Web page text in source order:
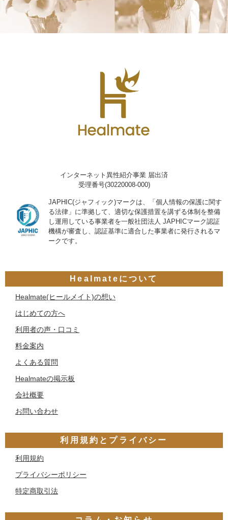
インターネット異性紹介事業 届出済
受理番号(30220008-000)
JAPHIC(ジャフィック)マークは、「個人情報の保護に関す
る法律」に準拠して、適切な保護措置を講ずる体制を整備
し運用している事業者を一般社団法人 JAPHICマーク認証
機構が審査し、認証基準に適合した事業者に発行されるマ
ークです。
Healmateについて
Healmate(ヒールメイト)の想い
はじめての方へ
利用者の声・口コミ
料金案内
よくある質問
Healmateの掲示板
会社概要
お問い合わせ
利用規約とプライバシー
利用規約
プライバシーポリシー
特定商取引法